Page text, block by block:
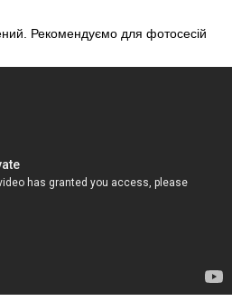
Рекомендуємо для фотосесій